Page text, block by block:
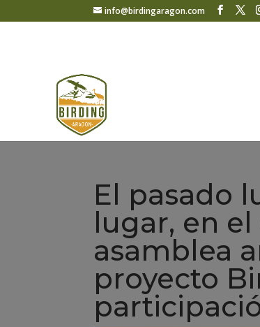
info@birdingaragon.com
El pasado
lugar, en
asamblea
proyecto